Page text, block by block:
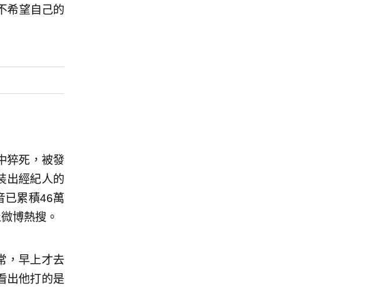
希望自己的
猝死，被發
出經紀人的
已累積46萬
博熱搜。
，早上才去
出他打的是